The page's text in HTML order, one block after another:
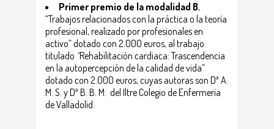
Primer premio de la modalidad B,
“Trabajos relacionados con la práctica o la teoría
profesional, realizado por profesionales en
activo” dotado con 2.000 euros, al trabajo
titulado “Rehabilitación cardiaca: Trascendencia
en la autopercepción de la calidad de vida”
dotado con 2.000 euros, cuyas autoras son Dª A.
M. S. y Dª B. B. M. del Iltre Colegio de Enfermería
de Valladolid.